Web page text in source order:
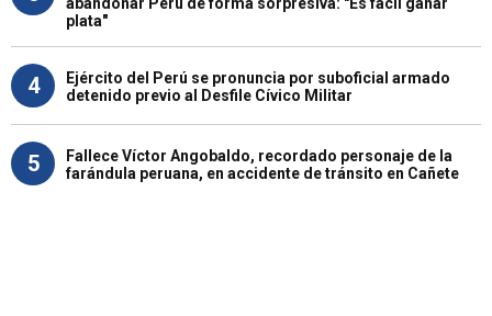
abandonar Perú de forma sorpresiva: "Es fácil ganar
plata"
4
Ejército del Perú se pronuncia por suboficial armado
detenido previo al Desfile Cívico Militar
5
Fallece Víctor Angobaldo, recordado personaje de la
farándula peruana, en accidente de tránsito en Cañete